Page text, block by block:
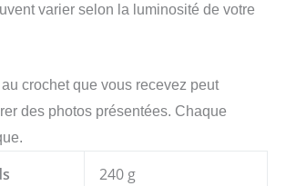
varier selon la luminosité de votre
crochet que vous recevez peut
des photos présentées. Chaque
240 g